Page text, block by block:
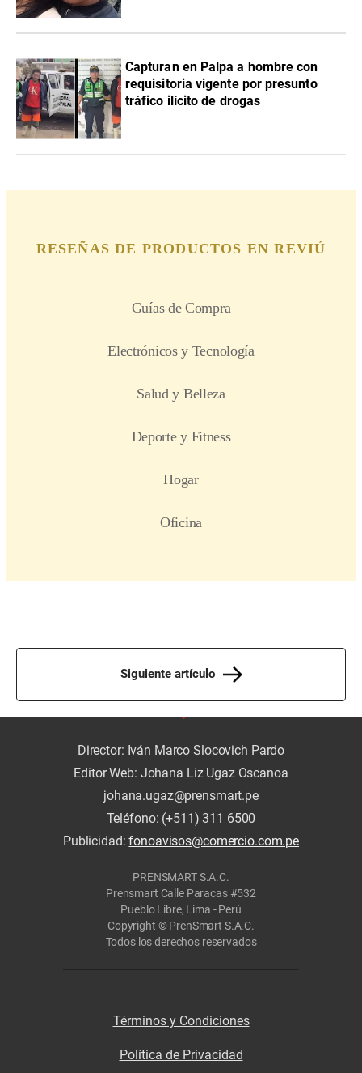
Capturan en Palpa a hombre con
requisitoria vigente por presunto
tráfico ilícito de drogas
Siguiente artículo
Director: Iván Marco Slocovich Pardo
Editor Web: Johana Liz Ugaz Oscanoa
johana.ugaz@prensmart.pe
Teléfono: (+511) 311 6500
Publicidad:fonoavisos@comercio.com.pe
PRENSMART S.A.C.
Prensmart Calle Paracas #532
Pueblo Libre, Lima - Perú
Copyright © PrenSmart S.A.C.
Todos los derechos reservados
Términos y Condiciones
Política de Privacidad